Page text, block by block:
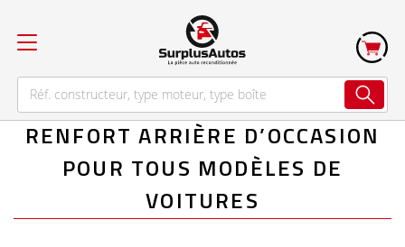
RENFORT ARRIÈRE D’OCCASION
POUR TOUS MODÈLES DE
VOITURES